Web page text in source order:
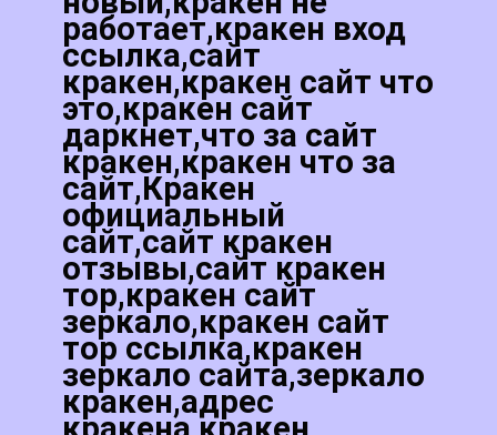
работает,кракен вход
ссылка,сайт
кракен,кракен сайт что
это,кракен сайт
даркнет,что за сайт
кракен,кракен что за
сайт,Кракен
официальный
сайт,сайт кракен
отзывы,сайт кракен
тор,кракен сайт
зеркало,кракен сайт
тор ссылка,кракен
зеркало сайта,зеркало
кракен,адрес